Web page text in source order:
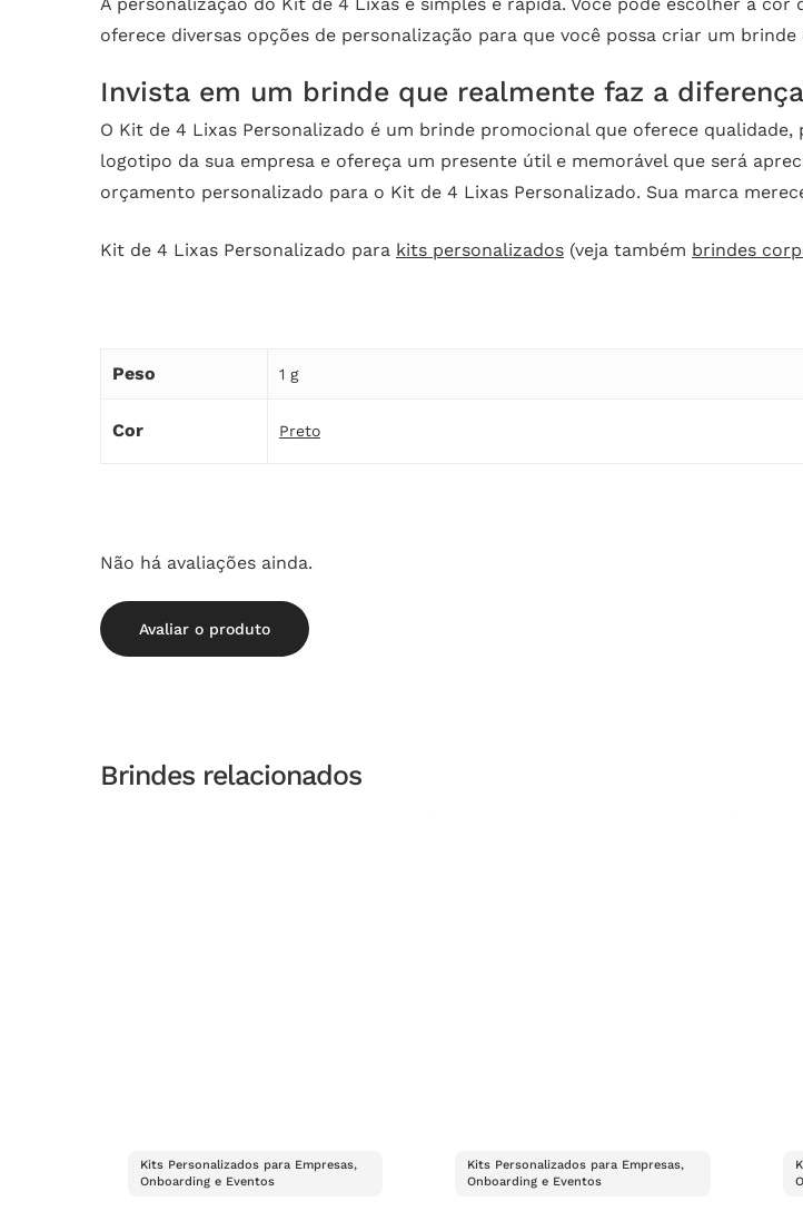
A personalização do Kit de 4 Lixas é simples e rápida. Você pode escolher a
oferece diversas opções de personalização para que você possa criar um
Invista em um brinde que realmente faz a
O Kit de 4 Lixas Personalizado é um brinde promocional que oferece
logotipo da sua empresa e ofereça um presente útil e memorável que será
orçamento personalizado para o Kit de 4 Lixas Personalizado. Sua marca
Kit de 4 Lixas Personalizado para kits personalizados (veja também brindes
Peso 1 g
Cor Preto
Não há avaliações ainda.
Avaliar o produto
Brindes relacionados
Kits Personalizados para Empresas,
Onboarding e Eventos
Kits Personalizados para Empresas,
Onboarding e Eventos